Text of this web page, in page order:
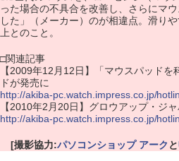
った場合の不具合を改善し、さらにマ
した」（メーカー）のが相違点。滑り
上とのこと。
□関連記事
【2009年12月12日】「マウスパッド
ドが発売に
http://akiba-pc.watch.impress.co.jp/
【2010年2月20日】グロウアップ・ジ
http://akiba-pc.watch.impress.co.jp/
[撮影協力:パソコンショップ アーク と